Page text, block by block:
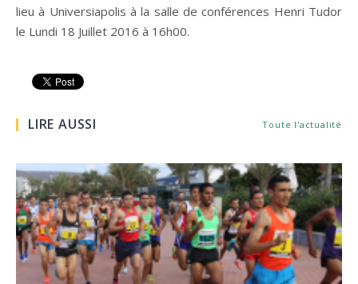
lieu à Universiapolis à la salle de conférences Henri Tudor
le Lundi 18 Juillet 2016 à 16h00.
LIRE AUSSI Toute l'actualité